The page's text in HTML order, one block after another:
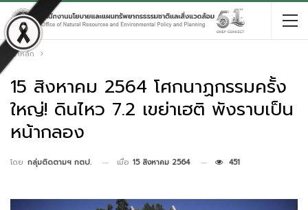
หน้าหลัก
15 สิงหาคม 2564 โศกนาฏกรรมครั้ง
ใหญ่! ดินไหว 7.2 เขย่าเฮติ พังราบเป็น
หน้ากลอง
โดย กลุ่มติดตามฯ กตป. เมื่อ 15 สิงหาคม 2564 451